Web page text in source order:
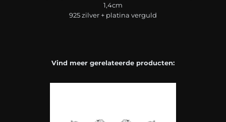
1,4cm
925 zilver + platina verguld
Vind meer gerelateerde producten: